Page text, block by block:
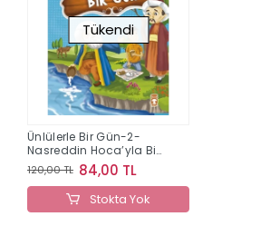
Tükendi
Ünlülerle Bir Gün-2-
Nasreddin Hoca’yla Bir
Gün
120,00 TL 84,00 TL
Stokta Yok